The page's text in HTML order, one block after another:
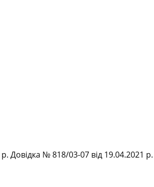
Довідка № 818/03-07 від 19.04.2021 р.